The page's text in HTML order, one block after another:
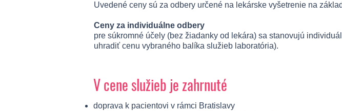
Uvedené ceny sú za odbery určené na lekárske vyšetrenie na
Ceny za individuálne odbery
pre súkromné účely (bez žiadanky od lekára) sa stanovujú
uhradiť cenu vybraného balíka služieb laboratória).
V cene služieb je zahrnuté
doprava k pacientovi v rámci Bratislavy